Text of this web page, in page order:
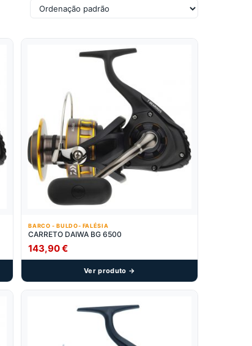
BARCO - BULDO- FALÉSIA
CARRETO DAIWA BG 6500
143,90€
Ver produto →